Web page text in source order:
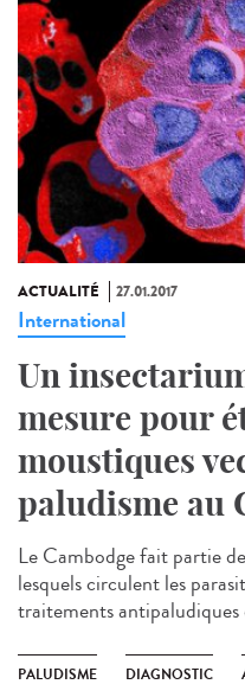
ACTUALITÉ 27.01.2017
International
Un
mesure pour
moustiques
paludisme au
Le Cambodge fait partie
lesquels circulent les
traitements antipaludiques
PALUDISME DIAGNOSTIC